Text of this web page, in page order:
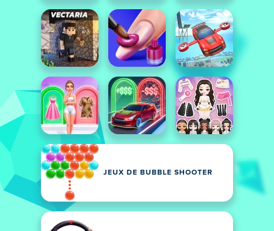
JEUX DE BUBBLE SHOOTER